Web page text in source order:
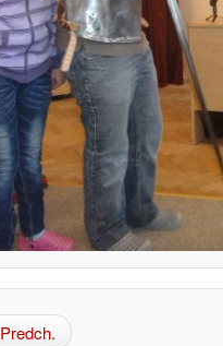
Predch.